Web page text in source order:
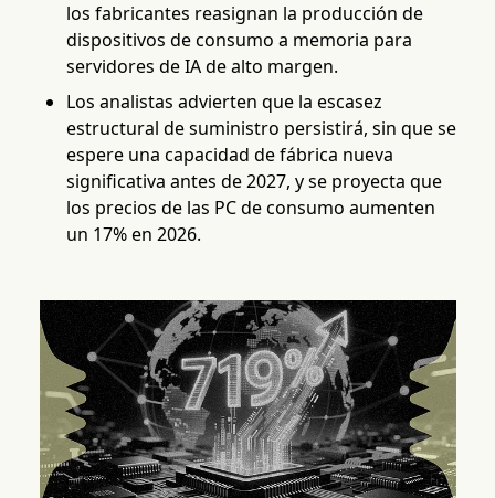
los fabricantes reasignan la producción de
dispositivos de consumo a memoria para
servidores de IA de alto margen.
Los analistas advierten que la escasez
estructural de suministro persistirá, sin que se
espere una capacidad de fábrica nueva
significativa antes de 2027, y se proyecta que
los precios de las PC de consumo aumenten
un 17% en 2026.